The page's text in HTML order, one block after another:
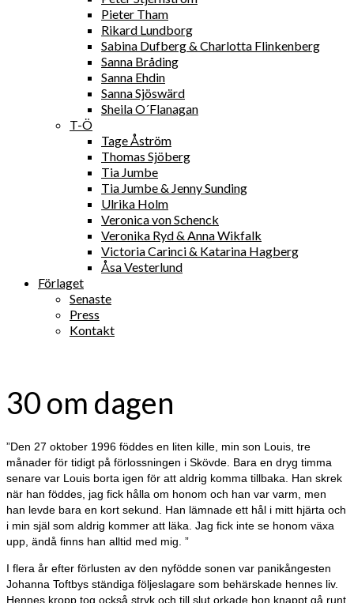
Pieter Tham
Rikard Lundborg
Sabina Dufberg & Charlotta Flinkenberg
Sanna Bråding
Sanna Ehdin
Sanna Sjöswärd
Sheila O´Flanagan
T-Ö
Tage Åström
Thomas Sjöberg
Tia Jumbe
Tia Jumbe & Jenny Sunding
Ulrika Holm
Veronica von Schenck
Veronika Ryd & Anna Wikfalk
Victoria Carinci & Katarina Hagberg
Åsa Vesterlund
Förlaget
Senaste
Press
Kontakt
30 om dagen
”Den 27 oktober 1996 föddes en liten kille, min son Louis, tre
månader för tidigt på förlossningen i Skövde. Bara en dryg timma
senare var Louis borta igen för att aldrig komma tillbaka. Han skrek
när han föddes, jag fick hålla om honom och han var varm, men
han levde bara en kort sekund. Han lämnade ett hål i mitt hjärta och
i min själ som aldrig kommer att läka. Jag fick inte se honom växa
upp, ändå finns han alltid med mig. ”
I flera år efter förlusten av den nyfödde sonen var panikångesten
Johanna Toftbys ständiga följeslagare som behärskade hennes liv.
Hennes kropp tog också stryk och till slut orkade hon knappt gå runt